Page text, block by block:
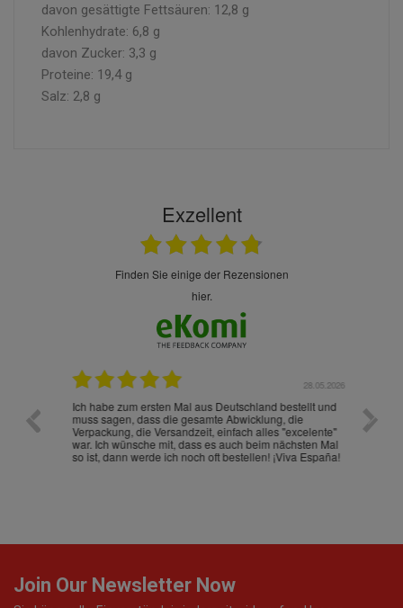
davon gesättigte Fettsäuren: 12,8 g
Kohlenhydrate: 6,8 g
davon Zucker: 3,3 g
Proteine: 19,4 g
Salz: 2,8 g
Exzellent
finden Sie einige der Rezensionen
hier.
28.05.2026
Ich habe zum ersten Mal aus Deutschland bestellt und
muss sagen, dass die gesamte Abwicklung, die
Verpackung, die Versandzeit, einfach alles "excelente"
war. Ich wünsche mit, dass es auch beim nächsten Mal
so ist, dann werde ich noch oft bestellen! ¡Viva España!
Die
gut
ist
Join Our Newsletter Now